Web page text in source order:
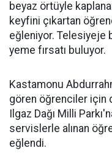
beyaz örtüyle
keyfini çıkartan
eğleniyor. Telesiyeje
yeme fırsatı buluyor.
Kastamonu
gören öğrenciler için
Ilgaz Dağı Milli
servislerle alınan
eğlendi.